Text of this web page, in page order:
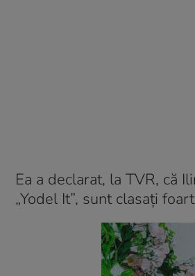
Ea a declarat, la TVR, că
„Yodel It”, sunt clasați